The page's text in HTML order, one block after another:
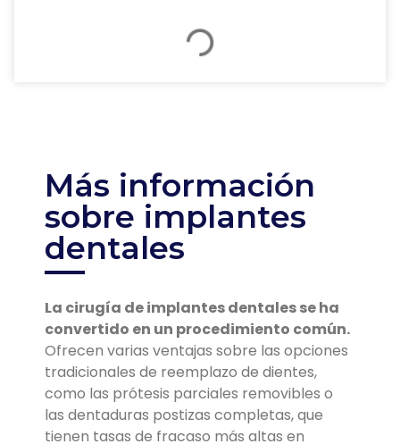
Más información
sobre implantes
dentales
La cirugía de implantes dentales se ha
convertido en un procedimiento común.
Ofrecen varias ventajas sobre las opciones
tradicionales de reemplazo de dientes,
como las prótesis parciales removibles o
las dentaduras postizas completas, que
tienen tasas de fracaso más altas en